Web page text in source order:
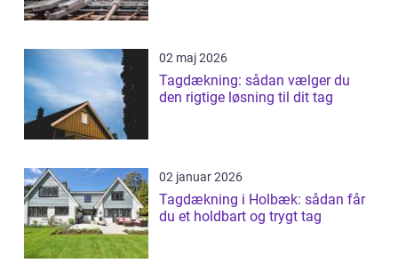
02 maj 2026
Tagdækning: sådan vælger du
den rigtige løsning til dit tag
02 januar 2026
Tagdækning i Holbæk: sådan får
du et holdbart og trygt tag